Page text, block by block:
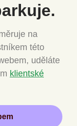
na
této
uděláte
klientské